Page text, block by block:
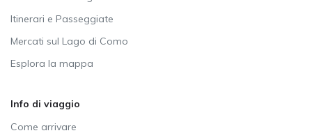
Itinerari e Passeggiate
Mercati sul Lago di Como
Esplora la mappa
Info di viaggio
Come arrivare